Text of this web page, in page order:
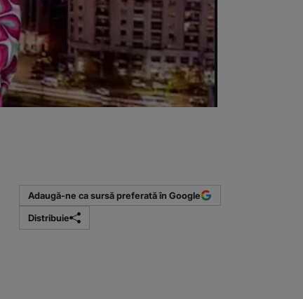
Adaugă-ne ca sursă preferată în Google
Distribuie